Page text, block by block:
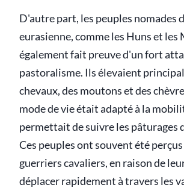
D'autre part, les peuples nomades
eurasienne, comme les Huns et les
également fait preuve d'un fort
pastoralisme. Ils élevaient
chevaux, des moutons et des
mode de vie était adapté à la
permettait de suivre les pâturages
Ces peuples ont souvent été
guerriers cavaliers, en raison de
déplacer rapidement à travers les